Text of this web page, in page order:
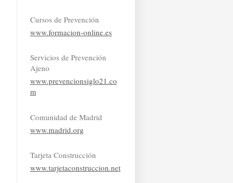
Cursos de Prevención
www.formacion-online.es
Servicios de Prevención
Ajeno
www.prevencionsiglo21.co
m
Comunidad de Madrid
www.madrid.org
Tarjeta Construcción
www.tarjetaconstruccion.net